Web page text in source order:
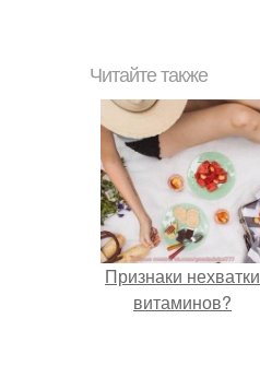
Читайте также
Признаки нехватки
витаминов?